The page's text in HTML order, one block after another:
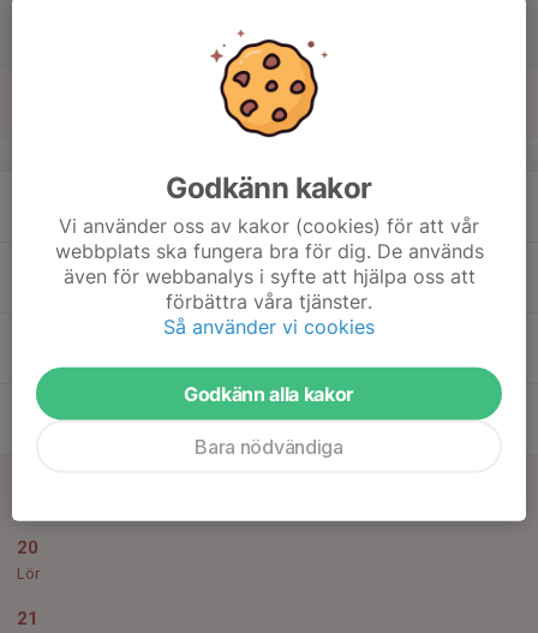
18
20
Lör
21
Godkänn kakor
Vi använder oss av kakor (cookies) för att vår
webbplats ska fungera bra för dig. De används
även för webbanalys i syfte att hjälpa oss att
förbättra våra tjänster.
Så använder vi cookies
Godkänn alla kakor
Bara nödvändiga